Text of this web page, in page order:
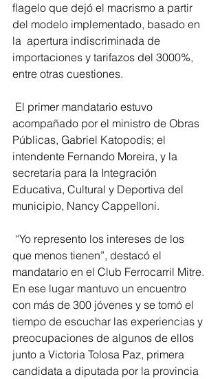
flagelo que dejó el macrismo a partir
del modelo implementado, basado en
la  apertura indiscriminada de
importaciones y tarifazos del 3000%,
entre otras cuestiones.
acompañado por el ministro de Obras
Públicas, Gabriel Katopodis; el
intendente Fernando Moreira, y la
secretaria para la Integración
Educativa, Cultural y Deportiva del
municipio, Nancy Cappelloni.
que menos tienen”, destacó el
mandatario en el Club Ferrocarril Mitre.
En ese lugar mantuvo un encuentro
con más de 300 jóvenes y se tomó el
tiempo de escuchar las experiencias y
preocupaciones de algunos de ellos
junto a Victoria Tolosa Paz, primera
candidata a diputada por la provincia